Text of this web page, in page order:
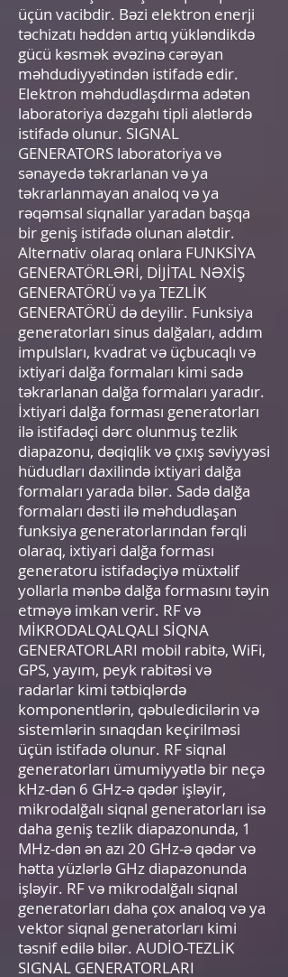
üçün vacibdir. Bəzi elektron enerji
təchizatı həddən artıq yükləndikdə
gücü kəsmək əvəzinə cərəyan
məhdudiyyətindən istifadə edir.
Elektron məhdudlaşdırma adətən
laboratoriya dəzgahı tipli alətlərdə
istifadə olunur. SIGNAL
GENERATORS laboratoriya və
sənayedə təkrarlanan və ya
təkrarlanmayan analoq və ya
rəqəmsal siqnallar yaradan başqa
bir geniş istifadə olunan alətdir.
Alternativ olaraq onlara FUNKSİYA
GENERATÖRLƏRİ, DİJİTAL NƏXİŞ
GENERATÖRÜ və ya TEZLİK
GENERATÖRÜ də deyilir. Funksiya
generatorları sinus dalğaları, addım
impulsları, kvadrat və üçbucaqlı və
ixtiyari dalğa formaları kimi sadə
təkrarlanan dalğa formaları yaradır.
İxtiyari dalğa forması generatorları
ilə istifadəçi dərc olunmuş tezlik
diapazonu, dəqiqlik və çıxış səviyyəsi
hüdudları daxilində ixtiyari dalğa
formaları yarada bilər. Sadə dalğa
formaları dəsti ilə məhdudlaşan
funksiya generatorlarından fərqli
olaraq, ixtiyari dalğa forması
generatoru istifadəçiyə müxtəlif
yollarla mənbə dalğa formasını təyin
etməyə imkan verir. RF və
MİKRODALQALQALI SİQNA
GENERATORLARI mobil rabitə, WiFi,
GPS, yayım, peyk rabitəsi və
radarlar kimi tətbiqlərdə
komponentlərin, qəbuledicilərin və
sistemlərin sınaqdan keçirilməsi
üçün istifadə olunur. RF siqnal
generatorları ümumiyyətlə bir neçə
kHz-dən 6 GHz-ə qədər işləyir,
mikrodalğalı siqnal generatorları isə
daha geniş tezlik diapazonunda, 1
MHz-dən ən azı 20 GHz-ə qədər və
hətta yüzlərlə GHz diapazonunda
işləyir. RF və mikrodalğalı siqnal
generatorları daha çox analoq və ya
vektor siqnal generatorları kimi
təsnif edilə bilər. AUDİO-TEZLİK
SIGNAL GENERATORLARI